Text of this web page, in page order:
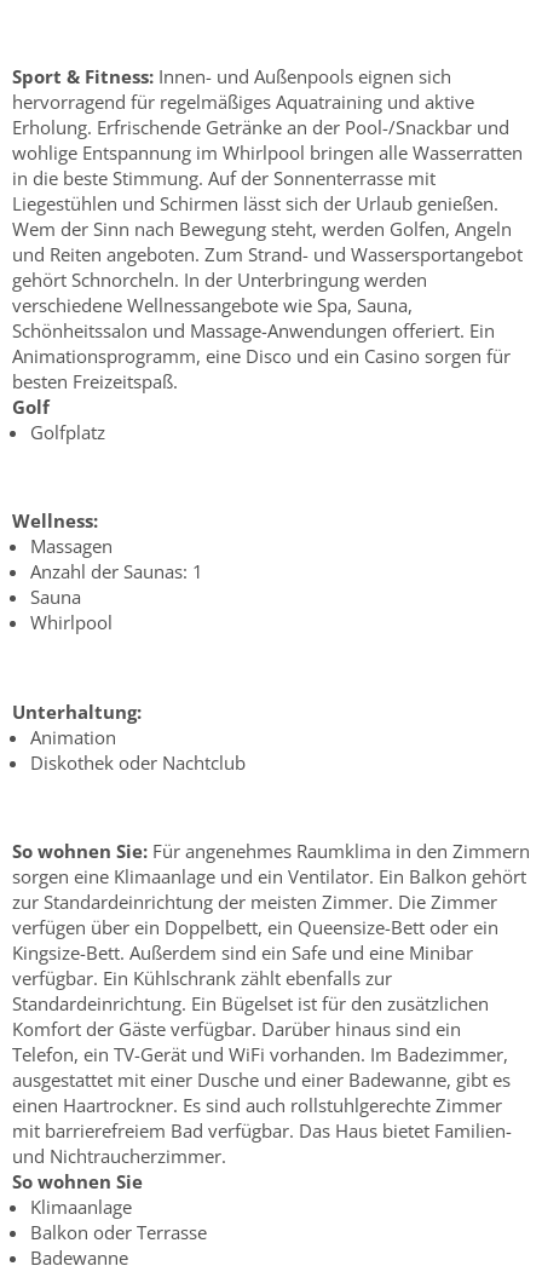
Sport & Fitness: Innen- und Außenpools eignen sich
hervorragend für regelmäßiges Aquatraining und aktive
Erholung. Erfrischende Getränke an der Pool-/Snackbar und
wohlige Entspannung im Whirlpool bringen alle Wasserratten
in die beste Stimmung. Auf der Sonnenterrasse mit
Liegestühlen und Schirmen lässt sich der Urlaub genießen.
Wem der Sinn nach Bewegung steht, werden Golfen, Angeln
und Reiten angeboten. Zum Strand- und Wassersportangebot
gehört Schnorcheln. In der Unterbringung werden
verschiedene Wellnessangebote wie Spa, Sauna,
Schönheitssalon und Massage-Anwendungen offeriert. Ein
Animationsprogramm, eine Disco und ein Casino sorgen für
besten Freizeitspaß.
Golf
Golfplatz
Wellness:
Massagen
Anzahl der Saunas: 1
Sauna
Whirlpool
Unterhaltung:
Animation
Diskothek oder Nachtclub
So wohnen Sie: Für angenehmes Raumklima in den Zimmern
sorgen eine Klimaanlage und ein Ventilator. Ein Balkon gehört
zur Standardeinrichtung der meisten Zimmer. Die Zimmer
verfügen über ein Doppelbett, ein Queensize-Bett oder ein
Kingsize-Bett. Außerdem sind ein Safe und eine Minibar
verfügbar. Ein Kühlschrank zählt ebenfalls zur
Standardeinrichtung. Ein Bügelset ist für den zusätzlichen
Komfort der Gäste verfügbar. Darüber hinaus sind ein
Telefon, ein TV-Gerät und WiFi vorhanden. Im Badezimmer,
ausgestattet mit einer Dusche und einer Badewanne, gibt es
einen Haartrockner. Es sind auch rollstuhlgerechte Zimmer
mit barrierefreiem Bad verfügbar. Das Haus bietet Familien-
und Nichtraucherzimmer.
So wohnen Sie
Klimaanlage
Balkon oder Terrasse
Badewanne